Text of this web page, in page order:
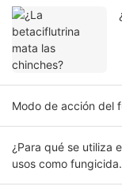
Modo de acción del
¿Para qué se utiliza
usos como fungicida.